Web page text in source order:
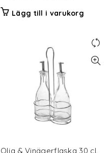
Lägg till i varukorg
Olja & Vinägerflaska 30 cl,